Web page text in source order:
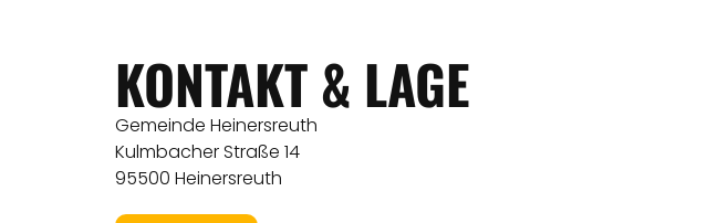
KONTAKT & LAGE
Gemeinde Heinersreuth
Kulmbacher Straße 14
95500 Heinersreuth